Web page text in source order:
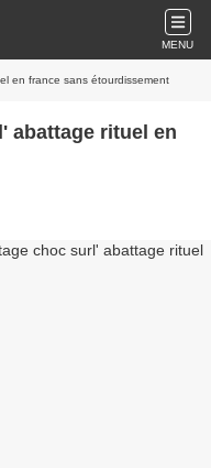
MENU
en france sans étourdissement
abattage rituel en